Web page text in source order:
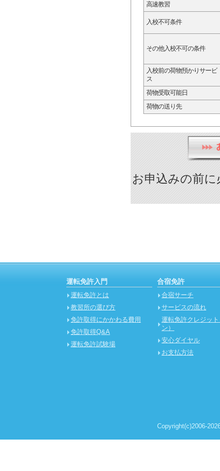
高速教習
入校不可条件
その他入校不可の条件
入校前の荷物預かりサービ
ス
荷物受取可能日
荷物の送り先
お申込みの前
運転免許入門
運転免許とは
教習所の選び方
免許取得にかかわる費用
免許取得Q&A
運転免許試験場
合宿免許
合宿サーチ
サービスの流れ
運転免許クレジッ
ン）
安心ダイヤル
お支払方法
Copyright(c)2006-